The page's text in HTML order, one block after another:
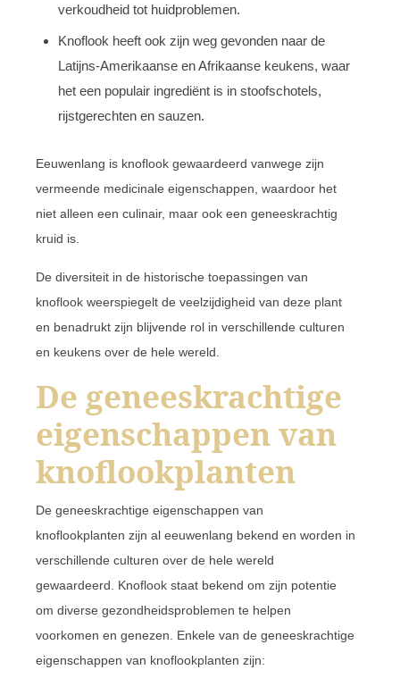
verkoudheid tot huidproblemen.
Knoflook heeft ook zijn weg gevonden naar de
Latijns-Amerikaanse en Afrikaanse keukens, waar
het een populair ingrediënt is in stoofschotels,
rijstgerechten en sauzen.
Eeuwenlang is knoflook gewaardeerd vanwege zijn
vermeende medicinale eigenschappen, waardoor het
niet alleen een culinair, maar ook een geneeskrachtig
kruid is.
De diversiteit in de historische toepassingen van
knoflook weerspiegelt de veelzijdigheid van deze plant
en benadrukt zijn blijvende rol in verschillende culturen
en keukens over de hele wereld.
De geneeskrachtige
eigenschappen van
knoflookplanten
De geneeskrachtige eigenschappen van
knoflookplanten zijn al eeuwenlang bekend en worden in
verschillende culturen over de hele wereld
gewaardeerd. Knoflook staat bekend om zijn potentie
om diverse gezondheidsproblemen te helpen
voorkomen en genezen. Enkele van de geneeskrachtige
eigenschappen van knoflookplanten zijn: